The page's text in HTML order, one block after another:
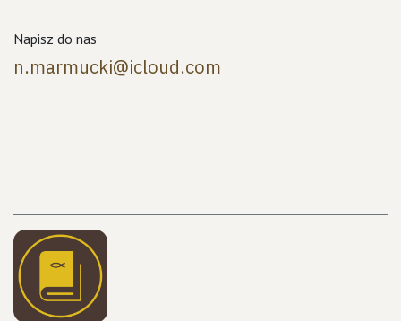
Napisz do nas
n.marmucki@icloud.com